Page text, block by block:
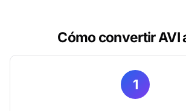
Cómo convertir AVI
1